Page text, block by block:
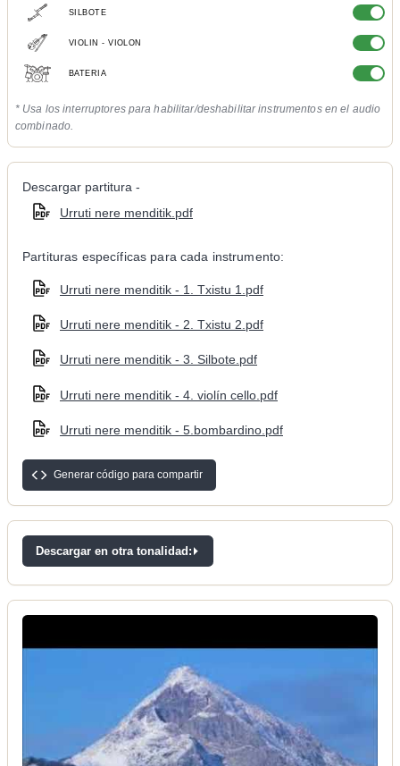
SILBOTE
VIOLIN - VIOLON
BATERIA
* Usa los interruptores para habilitar/deshabilitar instrumentos en el audio
combinado.
Descargar partitura -
Urruti nere menditik.pdf
Partituras específicas para cada instrumento:
Urruti nere menditik - 1. Txistu 1.pdf
Urruti nere menditik - 2. Txistu 2.pdf
Urruti nere menditik - 3. Silbote.pdf
Urruti nere menditik - 4. violín cello.pdf
Urruti nere menditik - 5.bombardino.pdf
Generar código para compartir
Descargar en otra tonalidad: